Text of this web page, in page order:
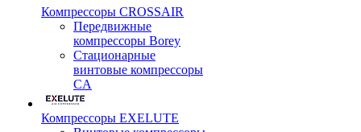
Компрессоры CROSSAIR
Передвижные
компрессоры Borey
Стационарные
винтовые компрессоры
CA
Компрессоры EXELUTE